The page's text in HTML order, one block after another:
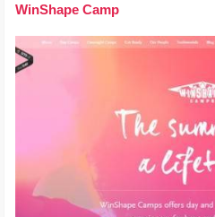
WinShape Camp